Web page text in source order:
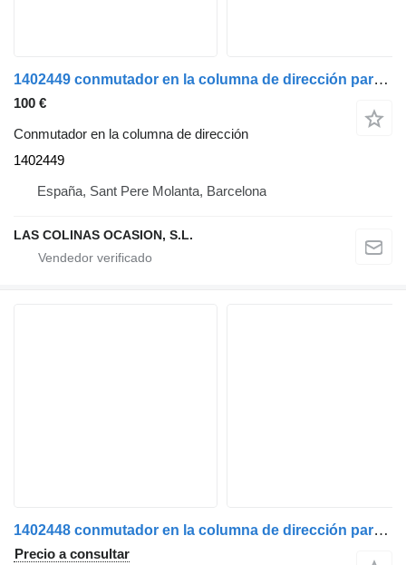
1402449 conmutador en la columna de dirección para Scania R camión
100 €
Conmutador en la columna de dirección
1402449
España, Sant Pere Molanta, Barcelona
LAS COLINAS OCASION, S.L.
1402448 conmutador en la columna de dirección para Scania R camión
Precio a consultar